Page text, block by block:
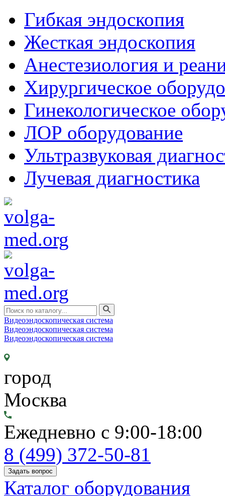
Гибкая эндоскопия
Жесткая эндоскопия
Анестезиология и
Хирургическое
Гинекологическое
ЛОР оборудование
Ультразвуковая
Лучевая диагностика
Видеоэндоскопическая система
Видеоэндоскопическая система
Видеоэндоскопическая система
город
Москва
Ежедневно с 9:00-18:00
8 (499) 372-50-81
Задать вопрос
Каталог оборудования